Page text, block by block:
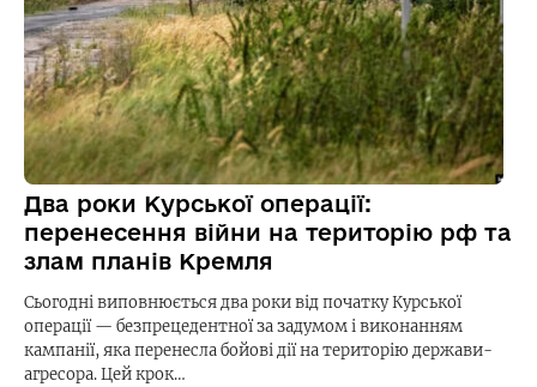
Два роки Курської операції:
перенесення війни на територію рф та
злам планів Кремля
Сьогодні виповнюється два роки від початку Курської
операції — безпрецедентної за задумом і виконанням
кампанії, яка перенесла бойові дії на територію держави-
агресора. Цей крок…